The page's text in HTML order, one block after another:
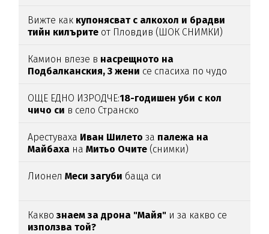
Вижте как купонясват с алкохол и брадви
тийн килърите от Пловдив (ШОК СНИМКИ)
Камион влезе в насрещното на
Подбалканския, 3 жени се спасиха по чудо
ОЩЕ ЕДНО ИЗРОДЧЕ:18-годишен уби с кол
чичо си в село Странско
Арестуваха Иван Шилетоза палежа на
Майбаха наМитьо Очите (снимки)
Лионел Меси загуби баща си
Каквознаем за дрона "Майя" и за какво се
използва той?